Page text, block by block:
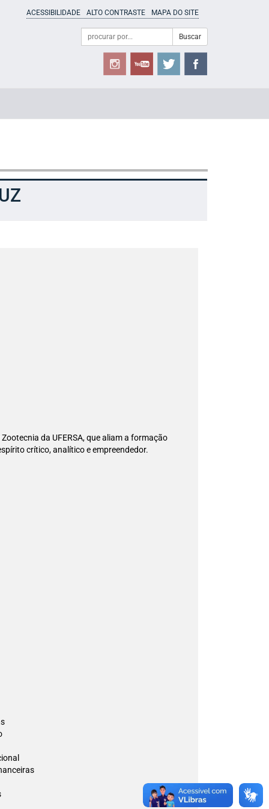
ACESSIBILIDADE ALTO CONTRASTE MAPA DO SITE
Formulário
Busca
Campo
de
Buscar
da UFERSA, que aliam a formação
crítico, analítico e empreendedor.